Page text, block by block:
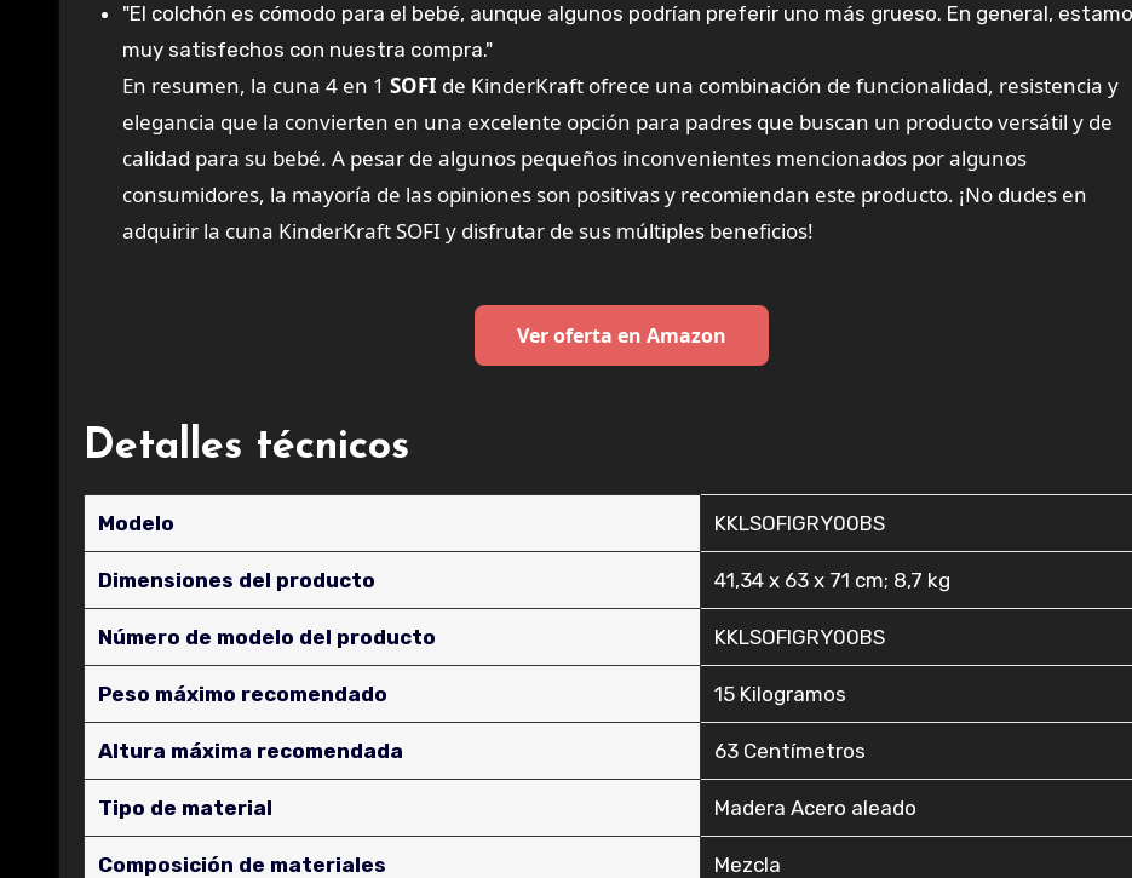
"El colchón es cómodo para el bebé, aunque algunos podrían preferir uno más grueso. En general,
muy satisfechos con nuestra compra."
En resumen, la cuna 4 en 1 SOFI de KinderKraft ofrece una combinación de funcionalidad, resistencia y
elegancia que la convierten en una excelente opción para padres que buscan un producto versátil y de
calidad para su bebé. A pesar de algunos pequeños inconvenientes mencionados por algunos
consumidores, la mayoría de las opiniones son positivas y recomiendan este producto. ¡No dudes en
adquirir la cuna KinderKraft SOFI y disfrutar de sus múltiples beneficios!
Ver oferta en Amazon
Detalles técnicos
Modelo ‎KKLSOFIGRY00BS
Dimensiones del producto ‎41,34 x 63 x 71 cm; 8,7 kg
Número de modelo del producto ‎KKLSOFIGRY00BS
Peso máximo recomendado ‎15 Kilogramos
Altura máxima recomendada ‎63 Centímetros
Tipo de material ‎Madera Acero aleado
Composición de materiales ‎Mezcla